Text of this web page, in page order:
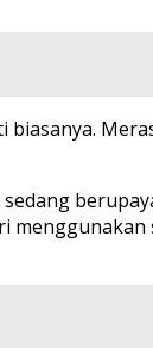
menggunakan